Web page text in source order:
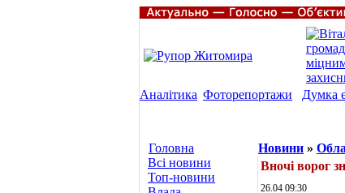
Аналітика Фоторепортажи Думка
Головна
Всі новини
Топ-новини
Новини »
Вночі ворог
26.04 09:30